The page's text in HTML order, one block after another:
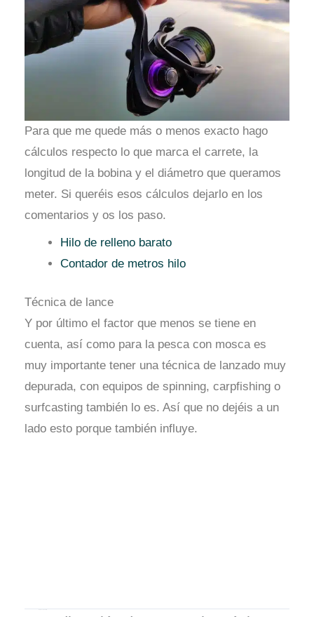
Para que me quede más o menos exacto hago
cálculos respecto lo que marca el carrete, la
longitud de la bobina y el diámetro que queramos
meter. Si queréis esos cálculos dejarlo en los
comentarios y os los paso.
Hilo de relleno barato
Contador de metros hilo
Técnica de lance
Y por último el factor que menos se tiene en
cuenta, así como para la pesca con mosca es
muy importante tener una técnica de lanzado muy
depurada, con equipos de spinning, carpfishing o
surfcasting también lo es. Así que no dejéis a un
lado esto porque también influye.